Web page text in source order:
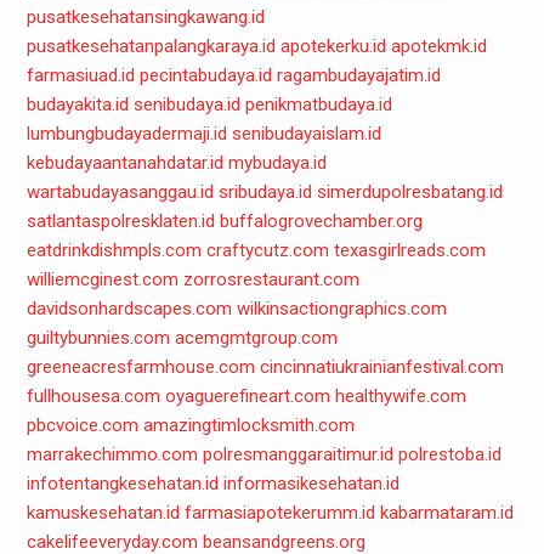
pusatkesehatansingkawang.id
pusatkesehatanpalangkaraya.id apotekerku.id apotekmk.id
farmasiuad.id pecintabudaya.id ragambudayajatim.id
budayakita.id senibudaya.id penikmatbudaya.id
lumbungbudayadermaji.id senibudayaislam.id
kebudayaantanahdatar.id mybudaya.id
wartabudayasanggau.id sribudaya.id simerdupolresbatang.id
satlantaspolresklaten.id buffalogrovechamber.org
eatdrinkdishmpls.com craftycutz.com texasgirlreads.com
williemcginest.com zorrosrestaurant.com
davidsonhardscapes.com wilkinsactiongraphics.com
guiltybunnies.com acemgmtgroup.com
greeneacresfarmhouse.com cincinnatiukrainianfestival.com
fullhousesa.com oyaguerefineart.com healthywife.com
pbcvoice.com amazingtimlocksmith.com
marrakechimmo.com polresmanggaraitimur.id polrestoba.id
infotentangkesehatan.id informasikesehatan.id
kamuskesehatan.id farmasiapotekerumm.id kabarmataram.id
cakelifeeveryday.com beansandgreens.org